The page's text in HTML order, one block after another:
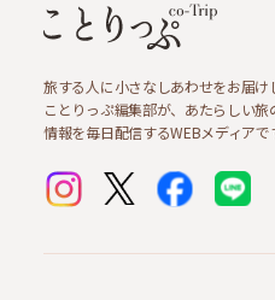
旅する人に小さなしあわせをお届け
ことりっぷ編集部が、あたらしい旅
情報を毎日配信するWEBメディアで